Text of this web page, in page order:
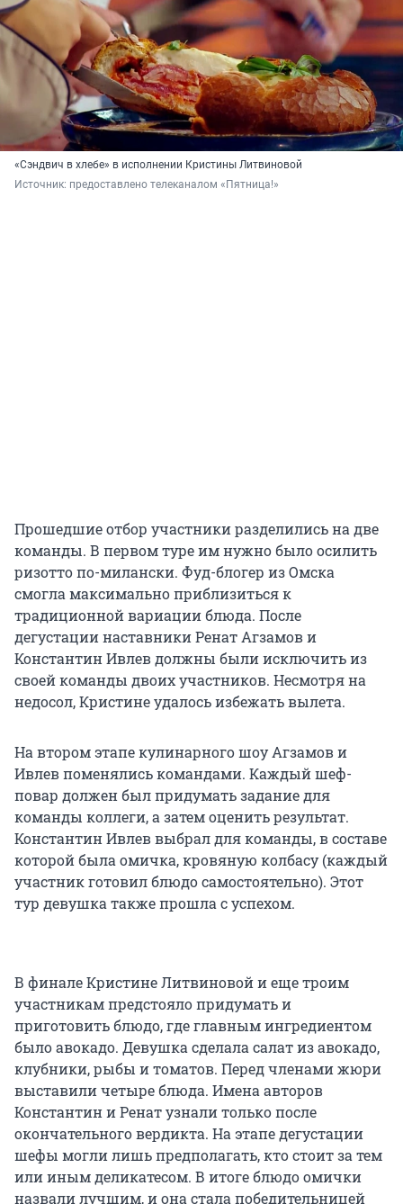
«Сэндвич в хлебе» в исполнении Кристины Литвиновой
Источник: предоставлено телеканалом «Пятница!»
Прошедшие отбор участники разделились на две
команды. В первом туре им нужно было осилить
ризотто по-милански. Фуд-блогер из Омска
смогла максимально приблизиться к
традиционной вариации блюда. После
дегустации наставники Ренат Агзамов и
Константин Ивлев должны были исключить из
своей команды двоих участников. Несмотря на
недосол, Кристине удалось избежать вылета.
На втором этапе кулинарного шоу Агзамов и
Ивлев поменялись командами. Каждый шеф-
повар должен был придумать задание для
команды коллеги, а затем оценить результат.
Константин Ивлев выбрал для команды, в составе
которой была омичка, кровяную колбасу (каждый
участник готовил блюдо самостоятельно). Этот
тур девушка также прошла с успехом.
В финале Кристине Литвиновой и еще троим
участникам предстояло придумать и
приготовить блюдо, где главным ингредиентом
было авокадо. Девушка сделала салат из авокадо,
клубники, рыбы и томатов. Перед членами жюри
выставили четыре блюда. Имена авторов
Константин и Ренат узнали только после
окончательного вердикта. На этапе дегустации
шефы могли лишь предполагать, кто стоит за тем
или иным деликатесом. В итоге блюдо омички
назвали лучшим, и она стала победительницей